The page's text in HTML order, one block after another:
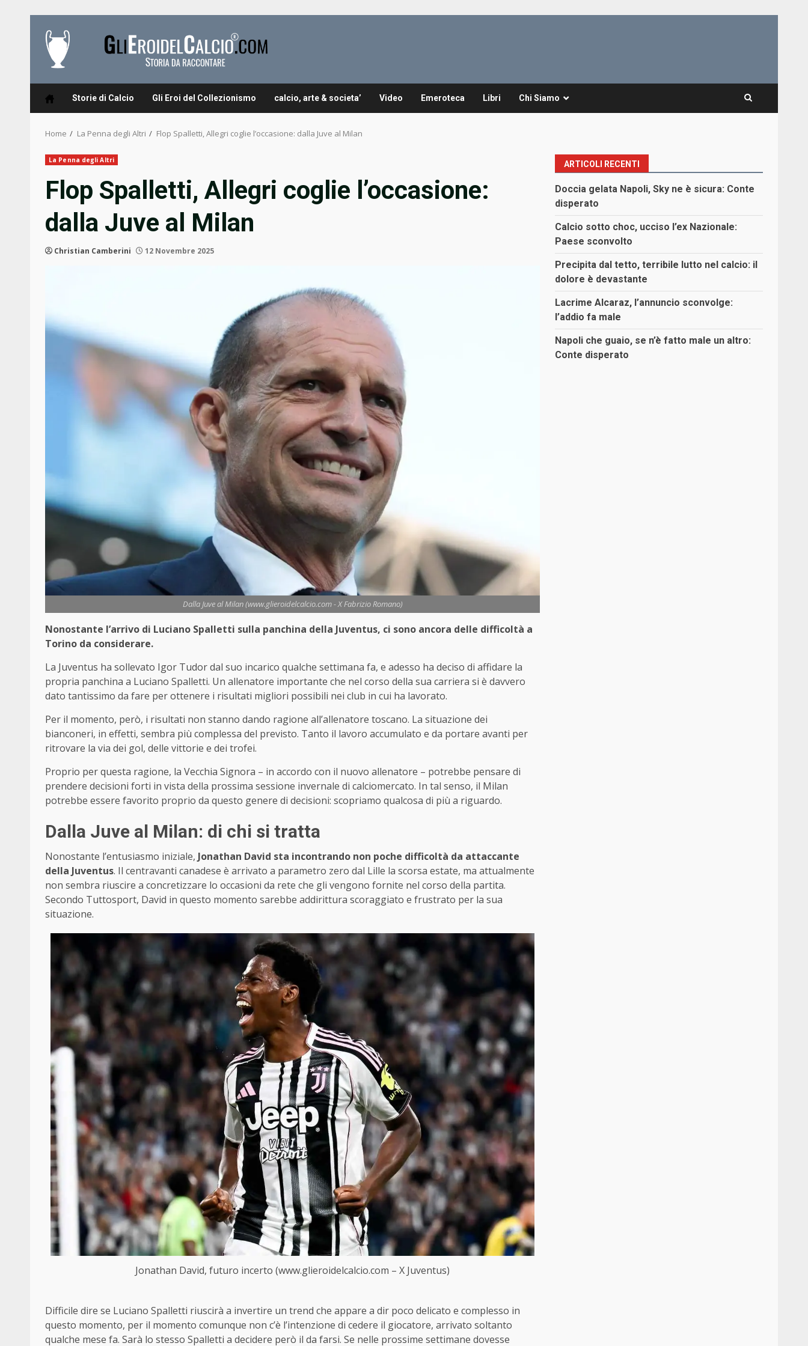
content
Storie di Calcio Gli Eroi del Collezionismo calcio, arte & societa’ Video Emeroteca Libri Chi Siamo
Home La Penna degli Altri Flop Spalletti, Allegri coglie l’occasione: dalla Juve al Milan
La Penna degli Altri
Flop Spalletti, Allegri coglie l’occasione:
dalla Juve al Milan
Christian Camberini 12 Novembre 2025
Dalla Juve al Milan (www.glieroidelcalcio.com - X Fabrizio Romano)
Nonostante l’arrivo di Luciano Spalletti sulla panchina della Juventus, ci sono ancora delle difficoltà a
Torino da considerare.
La Juventus ha sollevato Igor Tudor dal suo incarico qualche settimana fa, e adesso ha deciso di affidare la
propria panchina a Luciano Spalletti. Un allenatore importante che nel corso della sua carriera si è davvero
dato tantissimo da fare per ottenere i risultati migliori possibili nei club in cui ha lavorato.
Per il momento, però, i risultati non stanno dando ragione all’allenatore toscano. La situazione dei
bianconeri, in effetti, sembra più complessa del previsto. Tanto il lavoro accumulato e da portare avanti per
ritrovare la via dei gol, delle vittorie e dei trofei.
Proprio per questa ragione, la Vecchia Signora – in accordo con il nuovo allenatore – potrebbe pensare di
prendere decisioni forti in vista della prossima sessione invernale di calciomercato. In tal senso, il Milan
potrebbe essere favorito proprio da questo genere di decisioni: scopriamo qualcosa di più a riguardo.
Dalla Juve al Milan: di chi si tratta
Nonostante l’entusiasmo iniziale, Jonathan David sta incontrando non poche difficoltà da attaccante
della Juventus. Il centravanti canadese è arrivato a parametro zero dal Lille la scorsa estate, ma attualmente
non sembra riuscire a concretizzare lo occasioni da rete che gli vengono fornite nel corso della partita.
Secondo Tuttosport, David in questo momento sarebbe addirittura scoraggiato e frustrato per la sua
situazione.
Jonathan David, futuro incerto (www.glieroidelcalcio.com – X Juventus)
Difficile dire se Luciano Spalletti riuscirà a invertire un trend che appare a dir poco delicato e complesso in
questo momento, per il momento comunque non c’è l’intenzione di cedere il giocatore, arrivato soltanto
qualche mese fa. Sarà lo stesso Spalletti a decidere però il da farsi. Se nelle prossime settimane dovesse
ARTICOLI RECENTI
Doccia gelata Napoli, Sky ne è sicura: Conte
disperato
Calcio sotto choc, ucciso l’ex Nazionale:
Paese sconvolto
Precipita dal tetto, terribile lutto nel calcio: il
dolore è devastante
Lacrime Alcaraz, l’annuncio sconvolge:
l’addio fa male
Napoli che guaio, se n’è fatto male un altro:
Conte disperato